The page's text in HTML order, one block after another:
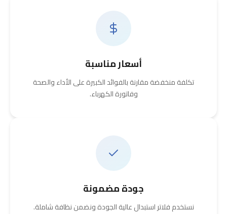
أسعار مناسبة
تكلفة منخفضة مقارنة بالفوائد الكبيرة على الأداء والصحة
وفاتورة الكهرباء.
جودة مضمونة
نستخدم فلاتر استبدال عالية الجودة ونضمن نظافة شاملة.